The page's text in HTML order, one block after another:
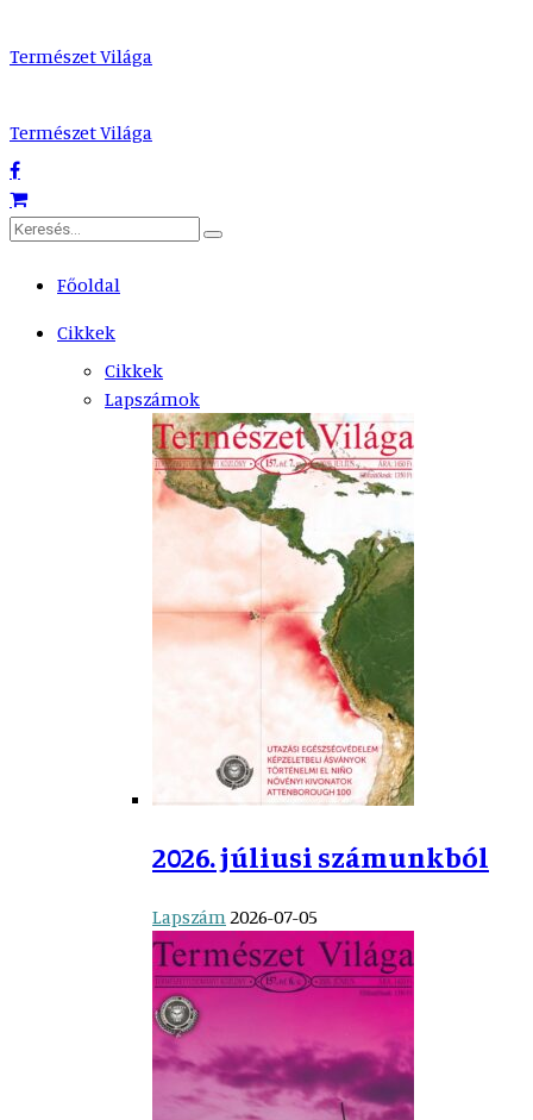
Természet Világa
Természet Világa
Főoldal
Cikkek
Cikkek
Lapszámok
2026. júliusi számunkból
Lapszám 2026-07-05